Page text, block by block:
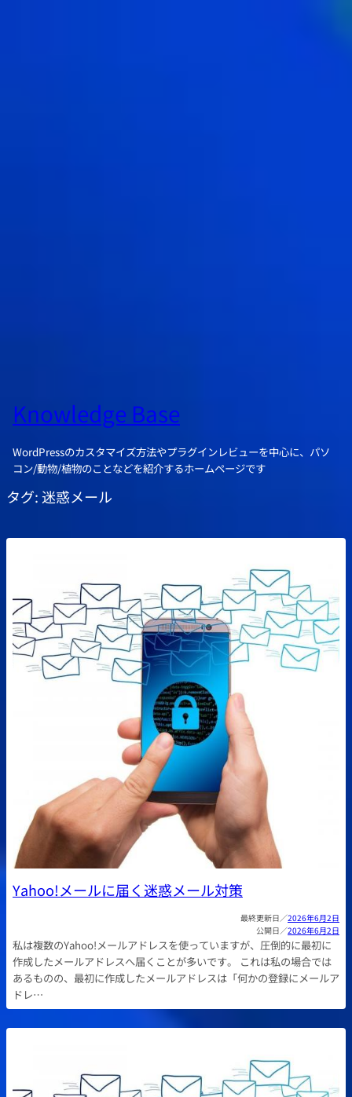
Knowledge Base
WordPressのカスタマイズ方法やプラグインレビューを中心に、パソ
コン/動物/植物のことなどを紹介するホームページです
タグ:迷惑メール
Yahoo!メールに届く迷惑メール対策
2026年6月2日
2026年6月2日
私は複数のYahoo!メールアドレスを使っていますが、圧倒的に最初に
作成したメールアドレスへ届くことが多いです。 これは私の場合では
あるものの、最初に作成したメールアドレスは「何かの登録にメールア
ドレ…